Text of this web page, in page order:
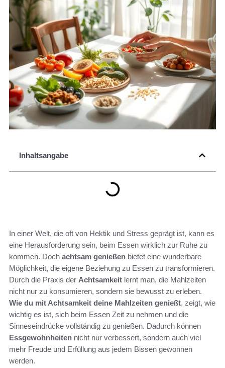
Inhaltsangabe
In einer Welt, die oft von Hektik und Stress geprägt ist, kann es
eine Herausforderung sein, beim Essen wirklich zur Ruhe zu
kommen. Doch achtsam genießen bietet eine wunderbare
Möglichkeit, die eigene Beziehung zu Essen zu transformieren.
Durch die Praxis der Achtsamkeit lernt man, die Mahlzeiten
nicht nur zu konsumieren, sondern sie bewusst zu erleben.
Wie du mit Achtsamkeit deine Mahlzeiten genießt, zeigt, wie
wichtig es ist, sich beim Essen Zeit zu nehmen und die
Sinneseindrücke vollständig zu genießen. Dadurch können
Essgewohnheiten nicht nur verbessert, sondern auch viel
mehr Freude und Erfüllung aus jedem Bissen gewonnen
werden.